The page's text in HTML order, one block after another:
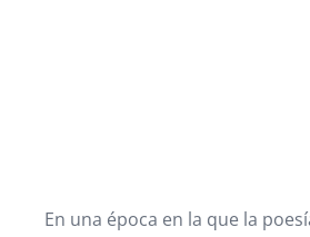
En una época en la que la